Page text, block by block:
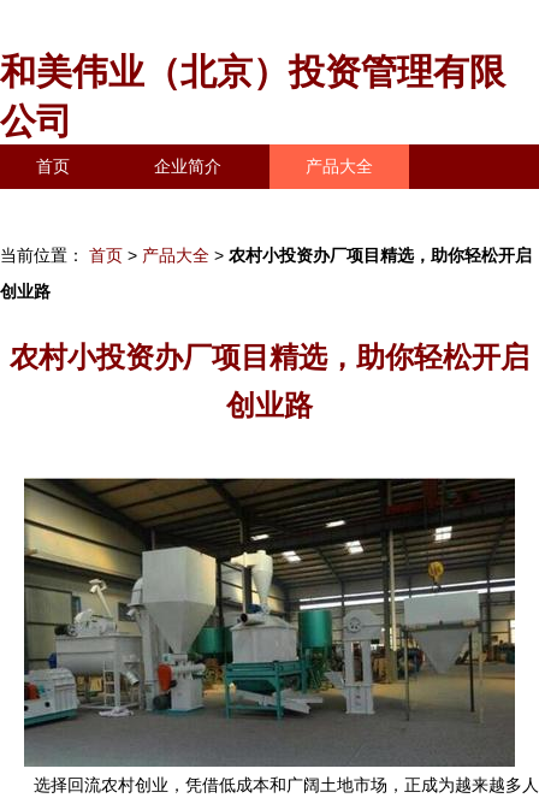
和美伟业（北京）投资管理有限
公司
首页 企业简介 产品大全
当前位置： 首页 > 产品大全 > 农村小投资办厂项目精选，助你轻松开启
创业路
农村小投资办厂项目精选，助你轻松开启
创业路
选择回流农村创业，凭借低成本和广阔土地市场，正成为越来越多人